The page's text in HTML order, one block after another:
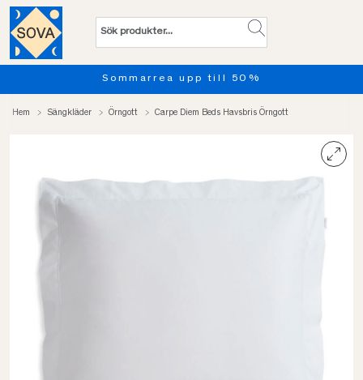
Sommarrea upp till 50%
Hem Sängkläder Örngott Carpe Diem Beds Havsbris Örngott